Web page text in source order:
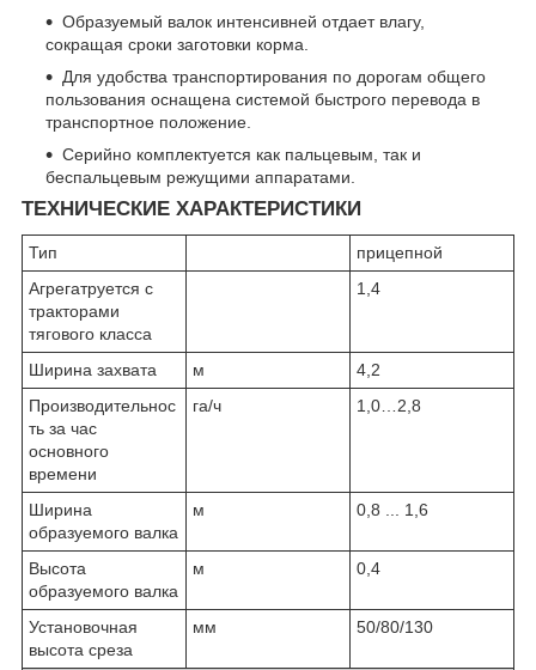
Образуемый валок интенсивней отдает влагу,
сокращая сроки заготовки корма.
Для удобства транспортирования по дорогам общего
пользования оснащена системой быстрого перевода в
транспортное положение.
Серийно комплектуется как пальцевым, так и
беспальцевым режущими аппаратами.
ТЕХНИЧЕСКИЕ ХАРАКТЕРИСТИКИ
Тип
прицепной
Агрегатруется с
тракторами
тягового класса
1,4
Ширина захвата м
4,2
Производительнос
ть за час
основного
времени
га/ч 1,0…2,8
Ширина
образуемого валка
м 0,8 ... 1,6
Высота
образуемого валка
м 0,4
Установочная
высота среза
мм 50/80/130